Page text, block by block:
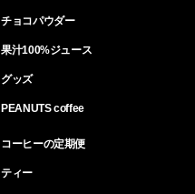
チョコパウダー
果汁100%ジュース
グッズ
PEANUTS coffee
コーヒーの定期便
ティー